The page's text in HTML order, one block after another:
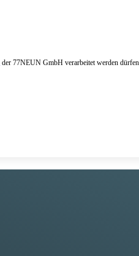
der 77NEUN GmbH verarbeitet werden